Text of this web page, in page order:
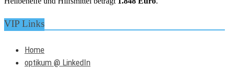
VIP Links
Home
optikum @ LinkedIn